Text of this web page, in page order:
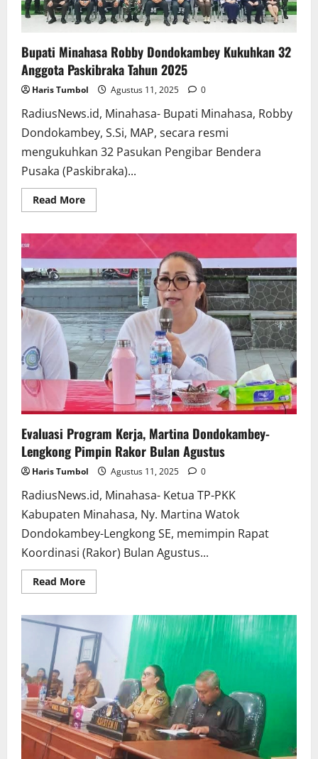
Bupati Minahasa Robby Dondokambey Kukuhkan 32
Anggota Paskibraka Tahun 2025
Haris Tumbol Agustus 11, 2025 0
RadiusNews.id, Minahasa- Bupati Minahasa, Robby
Dondokambey, S.Si, MAP, secara resmi
mengukuhkan 32 Pasukan Pengibar Bendera
Pusaka (Paskibraka)...
Read MoreRead
more
Minahasa
Robby
Dondokambey
Kukuhkan
32
Anggota
Paskibraka
Tahun
2025
Evaluasi Program Kerja, Martina Dondokambey-
Lengkong Pimpin Rakor Bulan Agustus
Haris Tumbol Agustus 11, 2025 0
RadiusNews.id, Minahasa- Ketua TP-PKK
Kabupaten Minahasa, Ny. Martina Watok
Dondokambey-Lengkong SE, memimpin Rapat
Koordinasi (Rakor) Bulan Agustus...
Read MoreRead
more
Kerja,
Martina
Dondokambey-
Lengkong
Pimpin
Rakor
Bulan
Agustus